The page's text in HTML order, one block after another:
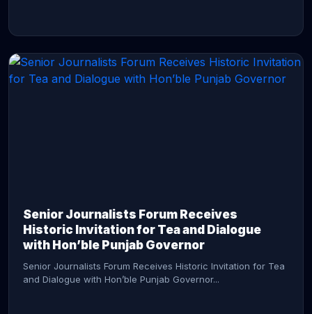
Senior Journalists Forum Receives
Historic Invitation for Tea and Dialogue
with Hon’ble Punjab Governor
Senior Journalists Forum Receives Historic Invitation for Tea
and Dialogue with Hon’ble Punjab Governor...